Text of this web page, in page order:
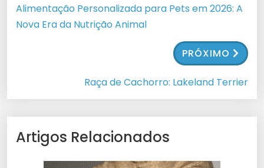
Alimentação Personalizada para Pets em 2026: A
Nova Era da Nutrição Animal
PRÓXIMO
Raça de Cachorro: Lakeland Terrier
Artigos Relacionados